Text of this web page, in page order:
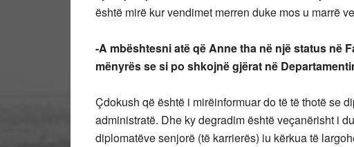
është mirë kur vendimet merren duke mos u marrë
-A mbështesni atë që Anne tha në një status në
mënyrës se si po shkojnë gjërat në
Çdokush që është i mirëinformuar do të të thotë se
administratë. Dhe ky degradim është veçanërisht i
diplomatëve senjorë (të karrierës) iu kërkua të